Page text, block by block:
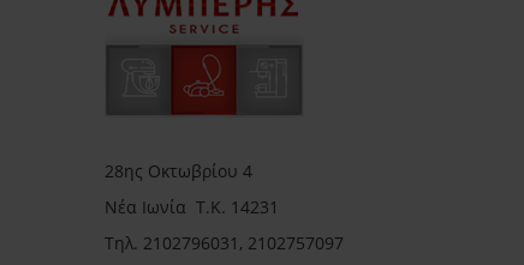
28ης Οκτωβρίου 4
Νέα Ιωνία Τ.Κ. 14231
Τηλ. 2102796031, 2102757097